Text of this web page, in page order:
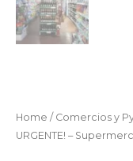
Home / Comercios y
URGENTE! –